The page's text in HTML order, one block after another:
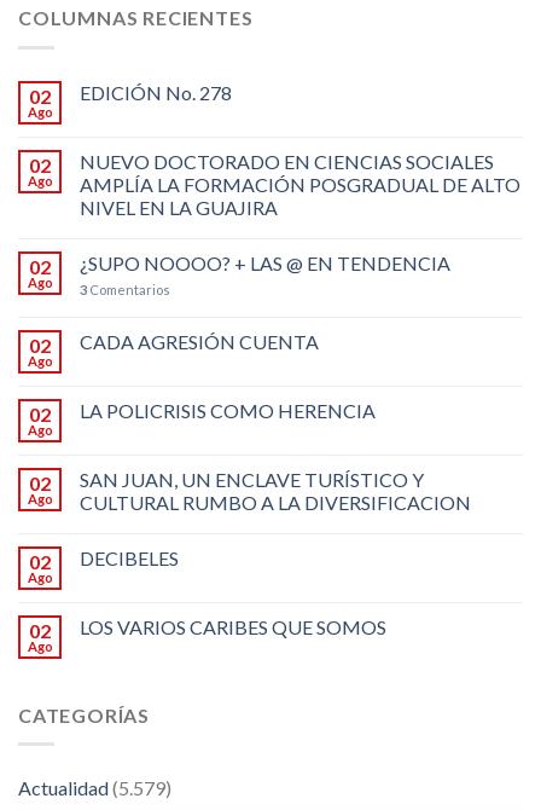
COLUMNAS RECIENTES
02
Ago
EDICIÓN No. 278
02
Ago
NUEVO DOCTORADO EN CIENCIAS SOCIALES
AMPLÍA LA FORMACIÓN POSGRADUAL DE ALTO
NIVEL EN LA GUAJIRA
02
Ago
¿SUPO NOOOO? + LAS @ EN TENDENCIA
3 Comentarios
02
Ago
CADA AGRESIÓN CUENTA
02
Ago
LA POLICRISIS COMO HERENCIA
02
Ago
SAN JUAN, UN ENCLAVE TURÍSTICO Y
CULTURAL RUMBO A LA DIVERSIFICACION
02
Ago
DECIBELES
02
Ago
LOS VARIOS CARIBES QUE SOMOS
CATEGORÍAS
Actualidad(5.579)